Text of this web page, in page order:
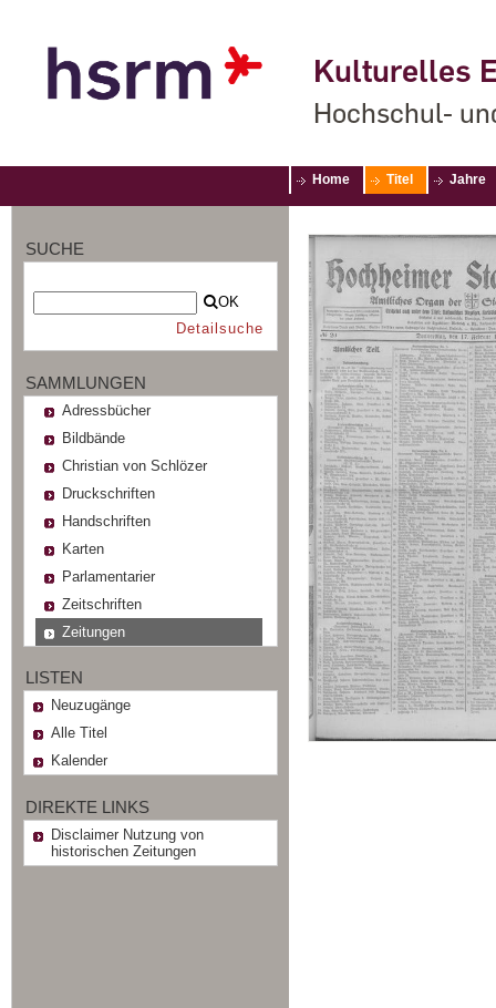
Kulturelles
Hochschul-
Home Titel Jahre
SUCHE
OK
Detailsuche
SAMMLUNGEN
Adressbücher
Bildbände
Christian von Schlözer
Druckschriften
Handschriften
Karten
Parlamentarier
Zeitschriften
Zeitungen
LISTEN
Neuzugänge
Alle Titel
Kalender
DIREKTE LINKS
Disclaimer Nutzung von
historischen Zeitungen